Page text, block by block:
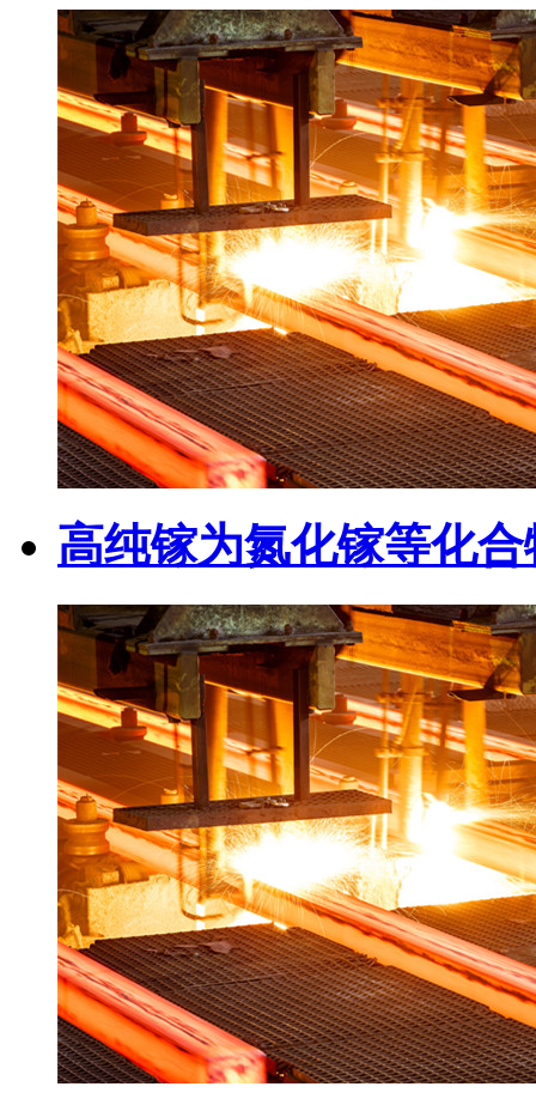
高纯镓为氮化镓等化